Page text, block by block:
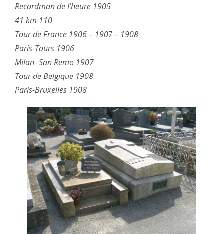
Recordman de l’heure 1905
41 km 110
Tour de France 1906 – 1907 – 1908
Paris-Tours 1906
Milan- San Remo 1907
Tour de Belgique 1908
Paris-Bruxelles 1908